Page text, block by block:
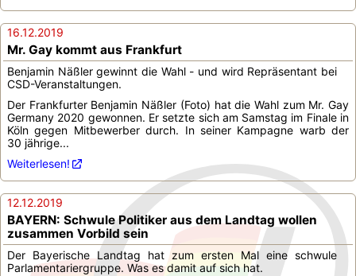
16.12.2019
Mr. Gay kommt aus Frankfurt
Benjamin Näßler gewinnt die Wahl - und wird Repräsentant bei
CSD-Veranstaltungen.
Der Frankfurter Benjamin Näßler (Foto) hat die Wahl zum Mr. Gay
Germany 2020 gewonnen. Er setzte sich am Samstag im Finale in
Köln gegen Mitbewerber durch. In seiner Kampagne warb der
30 jährige...
Weiterlesen!
12.12.2019
BAYERN: Schwule Politiker aus dem Landtag wollen
zusammen Vorbild sein
Der Bayerische Landtag hat zum ersten Mal eine schwule
Parlamentariergruppe. Was es damit auf sich hat.